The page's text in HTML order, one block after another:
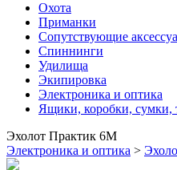
Охота
Приманки
Сопутствующие
Спиннинги
Удилища
Экипировка
Электроника и оптика
Ящики, коробки, сумки,
Эхолот Практик 6М
Электроника и оптика >